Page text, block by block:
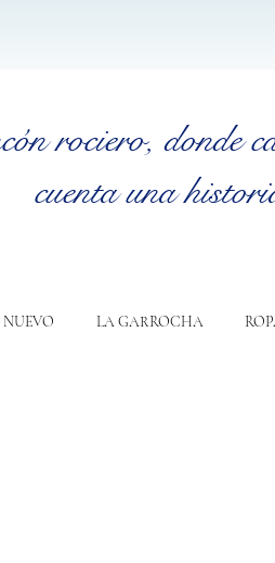
rociero, donde
cuenta una
NUEVO LA GARROCHA